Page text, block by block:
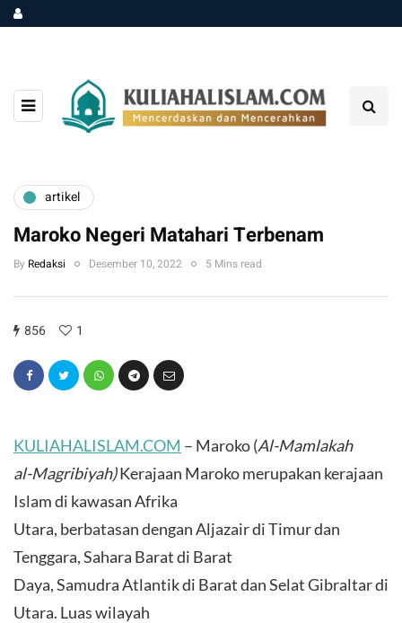
artikel
Maroko Negeri Matahari Terbenam
By Redaksi Desember 10, 2022 5 Mins read
856 1
KULIAHALISLAM.COM – Maroko (Al-Mamlakah
al-Magribiyah)Kerajaan Maroko merupakan kerajaan
Islam di kawasan Afrika
Utara, berbatasan dengan Aljazair di Timur dan
Tenggara, Sahara Barat di Barat
Daya, Samudra Atlantik di Barat dan Selat Gibraltar di
Utara. Luas wilayah